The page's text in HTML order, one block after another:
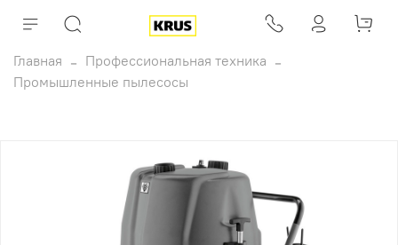
Главная
Профессиональная техника
Промышленные пылесосы